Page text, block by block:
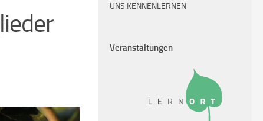
UNS KENNENLERNEN
Veranstaltungen